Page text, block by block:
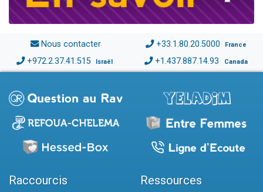
Nous contacter +33.1.80.20.5000 France
+972.2.37.41.515 Israël +1.437.887.14.93 Canada
Raccourcis Ressources